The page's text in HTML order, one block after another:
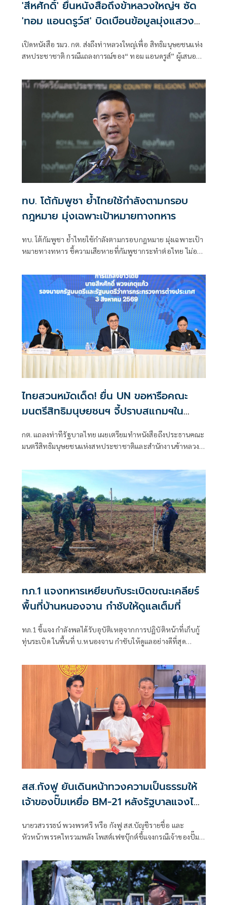
'สีหศักดิ์' ยื่นหนังสือถึงข้าหลวงใหญ่ฯ ซัด
'ทอม แอนดรูว์ส' บิดเบือนข้อมูลมุ่งแสวงหา
เปิดหนังสือ รมว. กต. ส่งถึงท่าหลวงใหญ่เพื่อ สิทธิมนุษยชนแห่ง
สหประชาชาติ กรณีแถลงการณ์ของ“ ทอม แอนดรูส์” ผู้เสนอ
พาดพิงไทยด้วยข้อมูลที่ไม่ตรงกับความเป็นจริง
ทบ. โต้กัมพูชา ย้ำไทยใช้กำลังตามกรอบ
กฎหมาย มุ่งเฉพาะเป้าหมายทางทหาร
ทบ. โต้กัมพูชา ย้ำไทยใช้กำลังตามกรอบกฎหมาย มุ่งเฉพาะเป้า
หมายทางทหาร ชี้ความเสียหายที่กัมพูชากระทำต่อไทย ไม่อาจ
ไทยสวนหมัดเด็ด! ยื่น UN ขอหารือคณะ
มนตรีสิทธิมนุษยชนฯ จี้ปราบสแกมฯใน
กัมพูชา โต้ยิบรายงาน 'ทอม แอนดรูว์ส'
กต. แถลงท่าทีรัฐบาลไทย เผยเตรียมทำหนังสือถึงประธานคณะ
มนตรีสิทธิมนุษยชนแห่งสหประชาชาติและสำนักงานข้าหลวง
รายงานพิเศษพาดพิงประเทศไทย มีหลายประเด็นที่ไม่เห็นด้วย
ชี้กระทบความเป็นกลาง -เที่ยงธรรม “สีหศักดิ์”
ทภ.1 แจงทหารเหยียบกับระเบิดขณะเคลียร์
พื้นที่บ้านหนองจาน กำชับให้ดูแลเต็มที่
ทภ.1 ชี้แจง กำลังพลได้รับอุบัติเหตุจากการปฏิบัติหน้าที่เก็บกู้
ทุ่นระเบิด ในพื้นที่ บ.หนองจาน กำชับให้ดูแลอย่างดีที่สุด
ปัจจุบันสร้างพื้นที่ปลอดภัยแล้ว 76.73%
สส.กังฟู ยันเดินหน้าทวงความเป็นธรรมให้
เจ้าของปั๊มเหยื่อ BM-21 หลังรัฐบาลแจงไม่
นายวสวรรธน์ พวงพรศรี หรือ กังฟู สส.บัญชีรายชื่อ และ
หัวหน้าพรรคไทรวมพลัง โพสต์เฟซบุ๊กต์ชี้แจงกรณีเจ้าของปั๊ม
เสียหายจากจรวด BM-21 ของกัมพูชา ออกมาร้องเรียนว่ายังไม่
ได้รับเงินเยียวจากภาครัฐ ก่อนที่นางสาวรัชดา ธนาดิเรก โฆษก
ประจำสำนักนายกรัฐมนตรี ยืนยันว่า